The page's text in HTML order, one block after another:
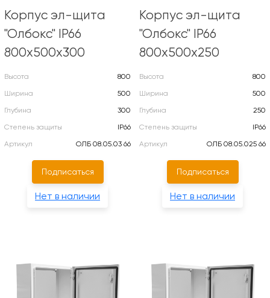
Корпус эл-щита
"Олбокс" IP66
800х500х300
Высота
800
Ширина
500
Глубина
300
Степень защиты
IP66
Артикул
ОЛБ 08.05.03 66
Подписаться
Нет в наличии
Корпус эл-щита
"Олбокс" IP66
800х500х250
Высота
800
Ширина
500
Глубина
250
Степень защиты
IP66
Артикул
ОЛБ 08.05.025 66
Подписаться
Нет в наличии